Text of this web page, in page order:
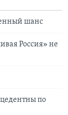
шанс
Россия» не
по